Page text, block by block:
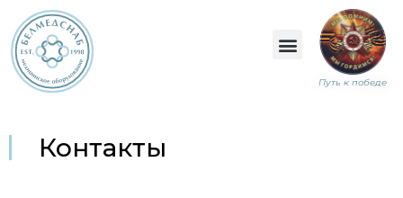
Путь к победе
Контакты